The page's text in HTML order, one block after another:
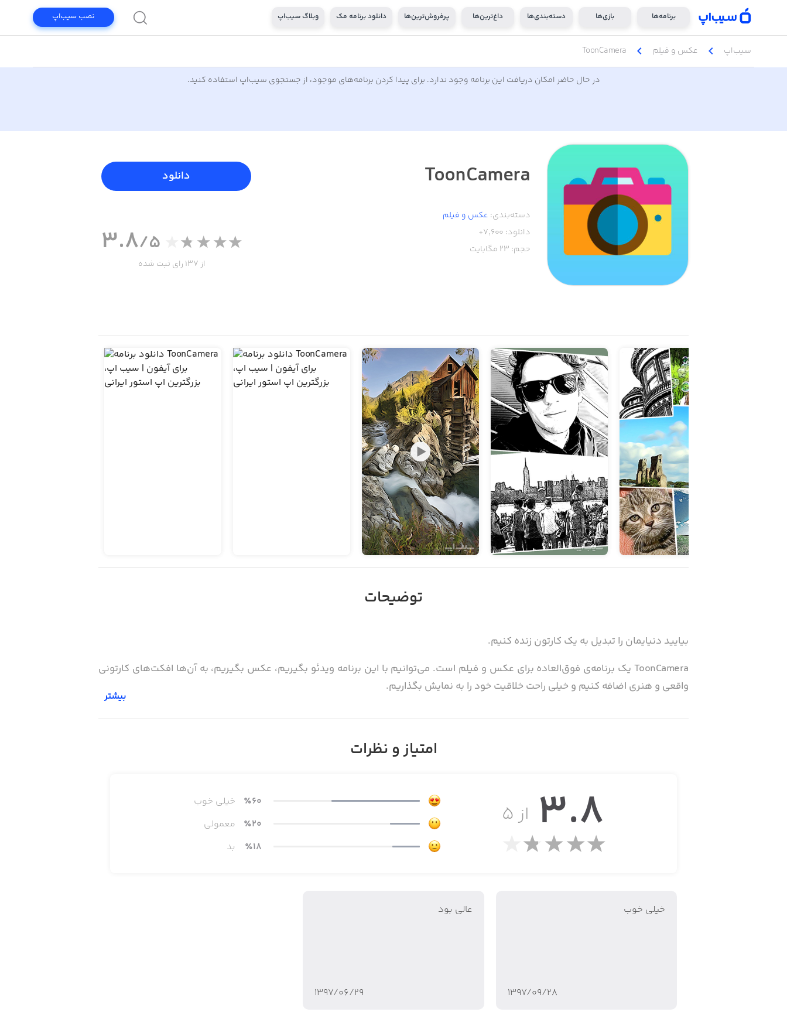
برنامه‌ها بازی‌ها دسته‌بندی‌ها داغ‌ترین‌ها پرفروش‌ترین‌ها دانلود برنامه مک وبلاگ سیب‌اپ نصب سیب‌اپ
سیب‌اپ chevron_left عکس و فیلم chevron_left
ToonCamera
در حال حاضر امکان دریافت این برنامه وجود ندارد. برای پیدا کردن برنامه‌های موجود، از جستجوی سیب‌اپ استفاده کنید.
ToonCamera
دسته‌بندی: عکس و فیلم
دانلود: 7,600+
حجم: 23 مگابایت
دانلود
3.8/5
از 137 رای ثبت شده
توضیحات
بیایید دنیایمان را تبدیل به یک کارتون زنده کنیم.
ToonCamera یک برنامه‌ی فوق‌العاده برای عکس و فیلم است. می‌توانیم با این برنامه ویدئو بگیریم، عکس بگیریم، به آن‌ها افکت‌های کارتونی
واقعی و هنری اضافه کنیم و خیلی راحت خلاقیت خود را به نمایش بگذاریم.
بیشتر
امتیاز و نظرات
از ۵ 3.8 ٪60
خیلی خوب
٪20
معمولی
٪18 بد
خیلی خوب
۱۳۹۷/۰۹/۲۸
عالی بود
۱۳۹۷/۰۶/۲۹